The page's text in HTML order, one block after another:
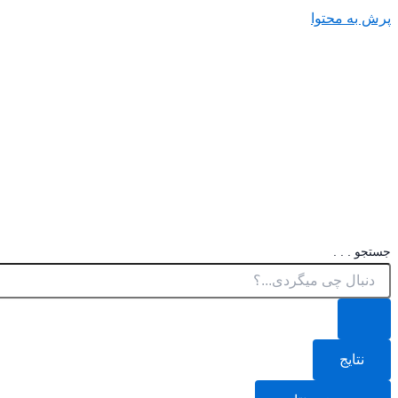
پرش به محتوا
جستجو . . .
نتایج